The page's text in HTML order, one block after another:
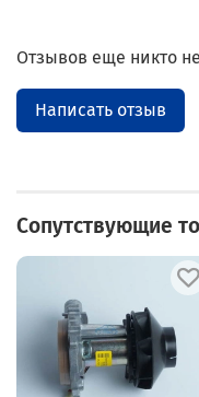
Отзывов еще никто
Написать отзыв
Сопутствующие